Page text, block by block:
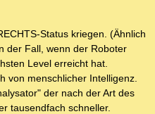
Status kriegen. (Ähnlich
der Fall, wenn der Roboter
Level erreicht hat.
von menschlicher Intelligenz.
der nach der Art des
tausendfach schneller.